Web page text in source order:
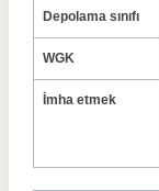
Depolama sınıfı
WGK
İmha etmek